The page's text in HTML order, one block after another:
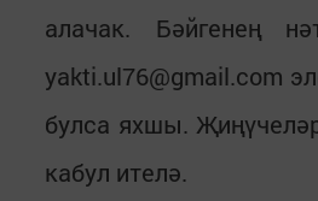
алачак. Бәйгенең
yakti.ul76@gmail.com
булса яхшы.
кабул ителә.